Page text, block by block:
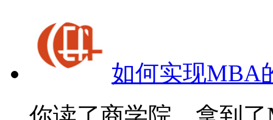
如何实现MBA